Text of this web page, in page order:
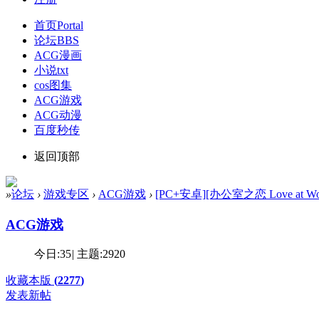
首页Portal
论坛BBS
ACG漫画
小说txt
cos图集
ACG游戏
ACG动漫
百度秒传
返回顶部
»论坛 › 游戏专区 › ACG游戏 › [PC+安卓][办公室之恋 Love at
ACG游戏
今日:35| 主题:2920
收藏本版 (2277)
发表新帖